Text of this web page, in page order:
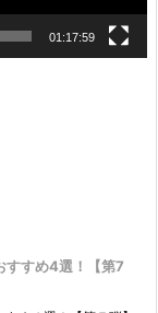
01:17:59
すすめ4選！【第7